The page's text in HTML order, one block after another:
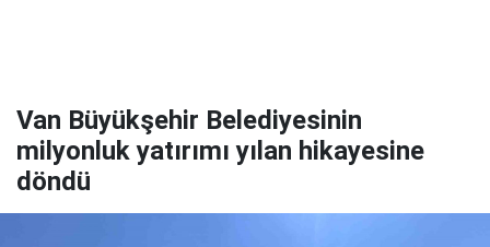
Van Büyükşehir Belediyesinin
milyonluk yatırımı yılan hikayesine
döndü